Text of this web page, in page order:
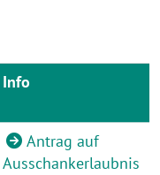
Info
Antrag auf
Ausschankerlaubnis